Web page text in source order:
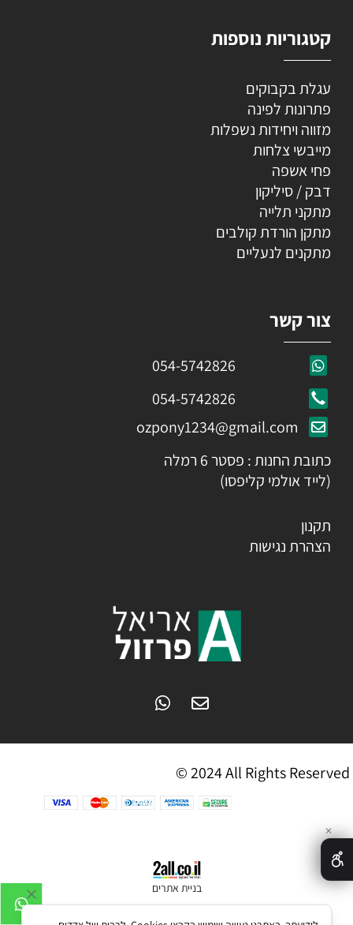
קטגוריות נוספות
עגלת בקבוקים
פתרונות לפינה
מזווה ויחידות נשפלות
מייבשי צלחות
פחי אשפה
דבק / סיליקון
מתקני תלייה
מתקן הורדת קולבים
מתקנים לנעליים
צור קשר
054-5742826
054-5742826
ozpony1234@gmail.com
כתובת החנות : פסטר 6 רמלה
(לייד אולמי קליפסו)
תקנון
הצהרת נגישות
© 2024 All Rights Reserved
בניית אתרים
✕